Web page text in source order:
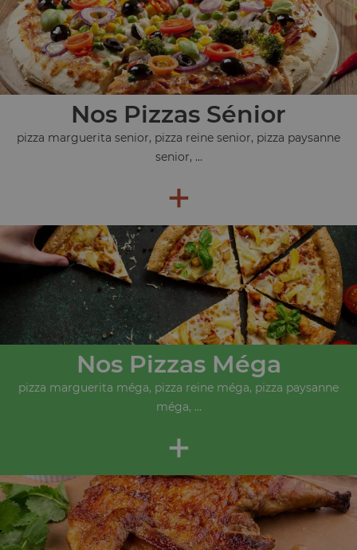
Nos Pizzas Sénior
pizza marguerita senior, pizza reine senior, pizza paysanne
senior, ...
+
Nos Pizzas Méga
pizza marguerita méga, pizza reine méga, pizza paysanne
méga, ...
+